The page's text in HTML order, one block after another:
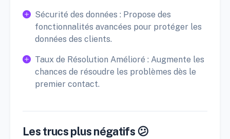
Sécurité des données : Propose des
fonctionnalités avancées pour protéger les
données des clients.
Taux de Résolution Amélioré : Augmente les
chances de résoudre les problèmes dès le
premier contact.
Les trucs plus négatifs 😕